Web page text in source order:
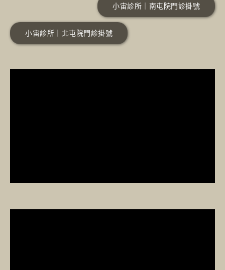
小宙診所｜南屯院門診掛號
小宙診所｜北屯院門診掛號